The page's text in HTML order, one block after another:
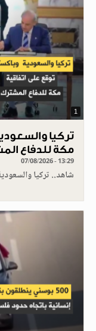
1
تركيا
مكة للدفاع
07/08/2026 - 13:29
شاهد.. تركيا